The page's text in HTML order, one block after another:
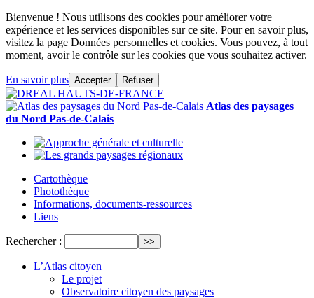
Bienvenue ! Nous utilisons des cookies pour améliorer votre
expérience et les services disponibles sur ce site. Pour en savoir plus,
visitez la page Données personnelles et cookies. Vous pouvez, à tout
moment, avoir le contrôle sur les cookies que vous souhaitez activer.
En savoir plus Accepter Refuser
Atlas des paysages
du Nord Pas-de-Calais
Cartothèque
Photothèque
Informations, documents-ressources
Liens
Rechercher :
L’Atlas citoyen
Le projet
Observatoire citoyen des paysages